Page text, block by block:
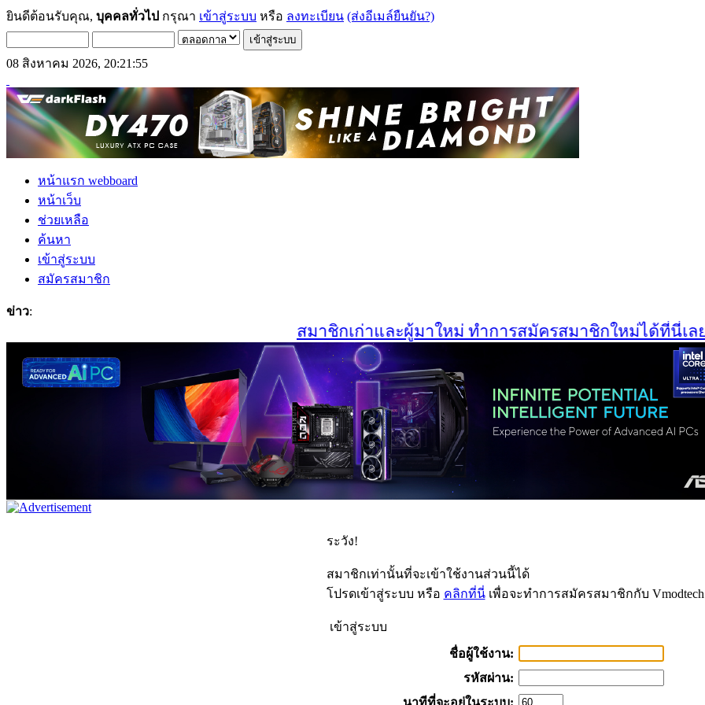
ยินดีต้อนรับคุณ, บุคคลทั่วไป กรุณา เข้าสู่ระบบ หรือ ลงทะเบียน (ส่งอีเมล์ยืนยัน?)
08 สิงหาคม 2026, 20:21:55
หน้าแรก webboard
หน้าเว็บ
ช่วยเหลือ
ค้นหา
เข้าสู่ระบบ
สมัครสมาชิก
ข่าว:
สมาชิกเก่าและผู้มาใหม่ ทำการสมัครสมาชิกใหม่ได้ที่นี่เลยค
ระวัง!
สมาชิกเท่านั้นที่จะเข้าใช้งานส่วนนี้ได้
โปรดเข้าสู่ระบบ หรือ คลิกที่นี่เพื่อจะทำการสมัครสมาชิกกับ
เข้าสู่ระบบ
ชื่อผู้ใช้งาน:
รหัสผ่าน:
นาทีที่จะอยู่ในระบบ: